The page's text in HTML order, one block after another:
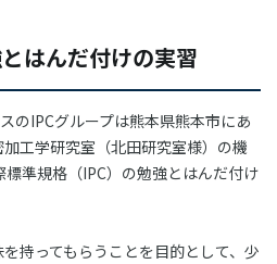
はんだ付けの実習
のIPCグループは熊本県熊本市にあ
工学研究室（北田研究室様）の機
準規格（IPC）の勉強とはんだ付け
持ってもらうことを目的として、少